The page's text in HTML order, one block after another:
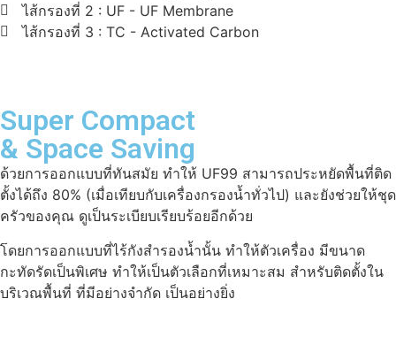
ไส้กรองที่ 2 : UF - UF Membrane
ไส้กรองที่ 3 : TC - Activated Carbon
Super Compact
& Space Saving
ด้วยการออกแบบที่ทันสมัย ทำให้ UF99 สามารถประหยัดพื้นที่ติด
ตั้งได้ถึง 80% (เมื่อเทียบกับเครื่องกรองน้ำทั่วไป) และยังช่วยให้ชุด
ครัวของคุณ ดูเป็นระเบียบเรียบร้อยอีกด้วย
โดยการออกแบบที่ไร้กังสำรองน้ำนั้น ทำให้ตัวเครื่อง มีขนาด
กะทัดรัดเป็นพิเศษ ทำให้เป็นตัวเลือกที่เหมาะสม สำหรับติดตั้งใน
บริเวณพื้นที่ ที่มีอย่างจำกัด เป็นอย่างยิ่ง